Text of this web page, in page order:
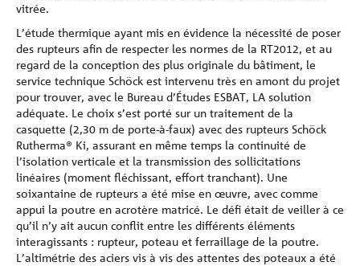
vitrée.
L’étude thermique ayant mis en évidence la nécessité de poser
des rupteurs afin de respecter les normes de la RT2012, et au
regard de la conception des plus originale du bâtiment, le
service technique Schöck est intervenu très en amont du projet
pour trouver, avec le Bureau d’Études ESBAT, LA solution
adéquate. Le choix s’est porté sur un traitement de la
casquette (2,30 m de porte-à-faux) avec des rupteurs Schöck
Rutherma® Ki, assurant en même temps la continuité de
l’isolation verticale et la transmission des sollicitations
linéaires (moment fléchissant, effort tranchant). Une
soixantaine de rupteurs a été mise en œuvre, avec comme
appui la poutre en acrotère matricé. Le défi était de veiller à ce
qu’il n’y ait aucun conflit entre les différents éléments
interagissants : rupteur, poteau et ferraillage de la poutre.
L’altimétrie des aciers vis à vis des attentes des poteaux a été